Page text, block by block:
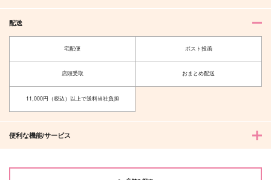
mksp
バッブスニップ
配送
宅配便 ポスト投函
店頭受取 おまとめ配送
11,000円（税込）以上で送料当社負担
便利な機能/サービス